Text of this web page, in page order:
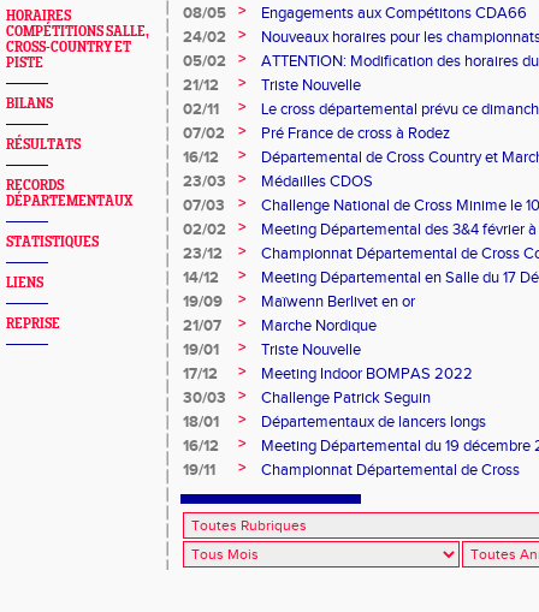
HORAIRES
COMPÉTITIONS SALLE,
CROSS-COUNTRY ET
PISTE
BILANS
RÉSULTATS
RECORDS
DÉPARTEMENTAUX
STATISTIQUES
LIENS
REPRISE
08/05 >
Engagements aux Compétitons CDA66
24/02
>
Nouveaux horaires pour les
minimes du 8 mars à Bompas
05/02 >
ATTENTION: Modification des horaires
21/12
>
Triste Nouvelle
02/11
>
Le cross départemental prévu ce
à l'état du terrain.
07/02 >
Pré France de cross à Rodez
16/12
>
Départemental de Cross Country et
23/03
>
Médailles CDOS
07/03
>
Challenge National de Cross Minime le
02/02
>
Meeting Départemental des 3&4 février
23/12
>
Championnat Départemental de Cross
14/12
>
Meeting Départemental en Salle du 17
19/09
>
Maïwenn Berlivet en or
21/07
>
Marche Nordique
19/01
>
Triste Nouvelle
17/12
>
Meeting Indoor BOMPAS 2022
30/03
>
Challenge Patrick Seguin
18/01
>
Départementaux de lancers longs
16/12
>
Meeting Départemental du 19 décembre
19/11
> Championnat Départemental de Cross